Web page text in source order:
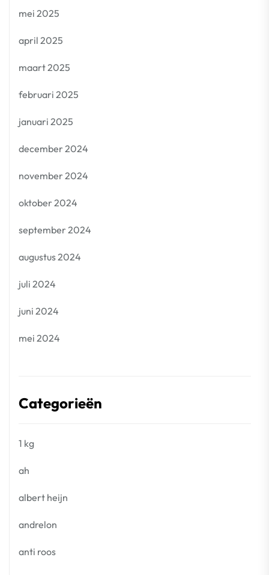
mei 2025
april 2025
maart 2025
februari 2025
januari 2025
december 2024
november 2024
oktober 2024
september 2024
augustus 2024
juli 2024
juni 2024
mei 2024
Categorieën
1 kg
ah
albert heijn
andrelon
anti roos